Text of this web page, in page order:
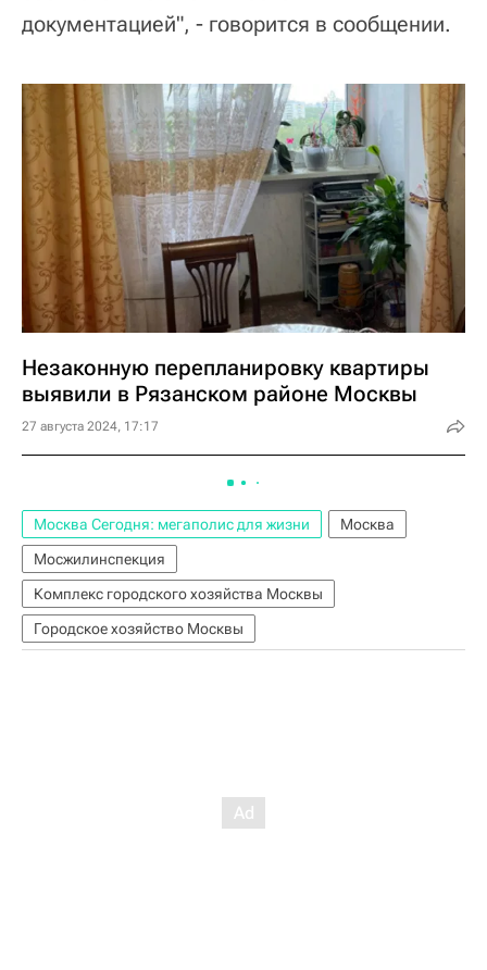
документацией", - говорится в сообщении.
Незаконную перепланировку квартиры
выявили в Рязанском районе Москвы
27 августа 2024, 17:17
Москва Сегодня: мегаполис для жизни
Москва
Мосжилинспекция
Комплекс городского хозяйства Москвы
Городское хозяйство Москвы